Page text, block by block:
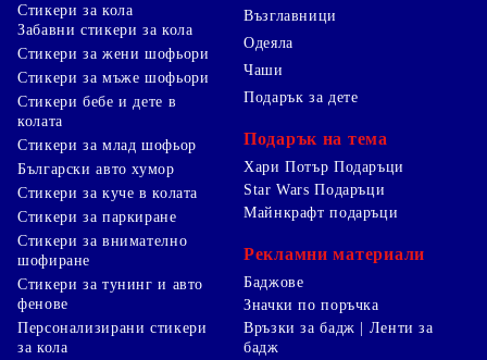
Стикери за кола
Забавни стикери за кола
Стикери за жени шофьори
Стикери за мъже шофьори
Стикери бебе и дете в
колата
Стикери за млад шофьор
Български авто хумор
Стикери за куче в колата
Стикери за паркиране
Стикери за внимателно
шофиране
Стикери за тунинг и авто
фенове
Персонализирани стикери
за кола
Възглавници
Одеяла
Чаши
Подарък за дете
Подарък на тема
Хари Потър Подаръци
Star Wars Подаръци
Майнкрафт подаръци
Рекламни материали
Баджове
Значки по поръчка
Връзки за бадж | Ленти за
бадж